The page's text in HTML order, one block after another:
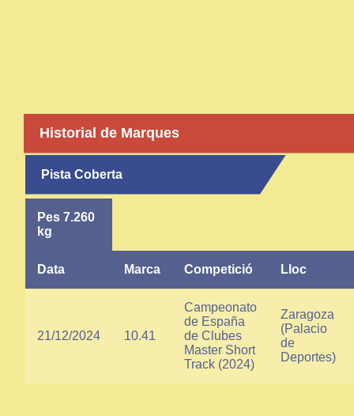
Historial de Marques
Pista Coberta
Pes 7.260
kg
Data Marca Competició Lloc
21/12/2024 10.41
Campeonato
de España
de Clubes
Master Short
Track (2024)
Zaragoza
(Palacio
de
Deportes)